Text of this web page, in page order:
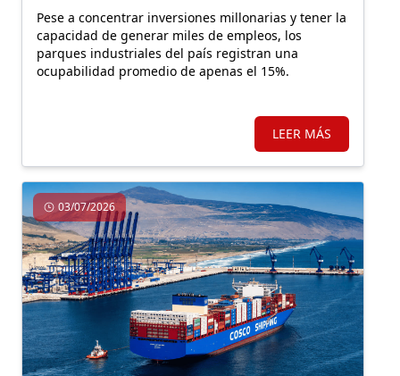
Pese a concentrar inversiones millonarias y tener la
capacidad de generar miles de empleos, los
parques industriales del país registran una
ocupabilidad promedio de apenas el 15%.
LEER MÁS
03/07/2026